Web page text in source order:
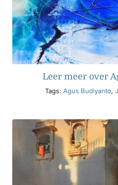
Leer meer over
Tags: Agus Budiyanto,